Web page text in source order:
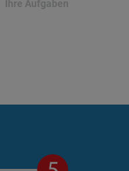
Ihre Aufgaben